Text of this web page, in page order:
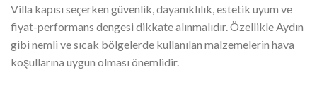
Villa kapısı seçerken güvenlik, dayanıklılık, estetik uyum ve
fiyat-performans dengesi dikkate alınmalıdır. Özellikle Aydın
gibi nemli ve sıcak bölgelerde kullanılan malzemelerin hava
koşullarına uygun olması önemlidir.